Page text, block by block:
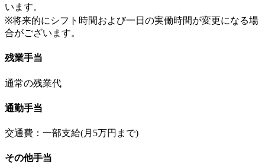
います。
※将来的にシフト時間および一日の実働時間が変更になる場
合がございます。
残業手当
通常の残業代
通勤手当
交通費：一部支給(月5万円まで)
その他手当